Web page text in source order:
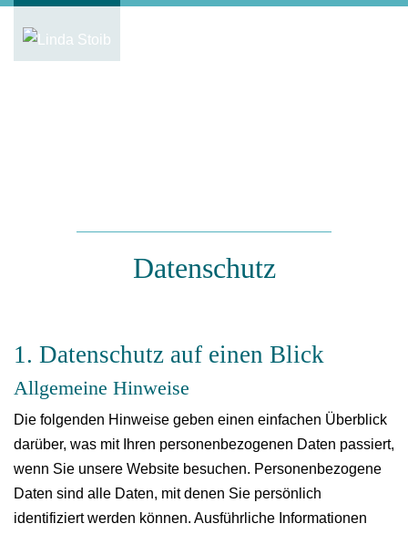
Datenschutz
1. Datenschutz auf einen Blick
Allgemeine Hinweise
Die folgenden Hinweise geben einen einfachen Überblick
darüber, was mit Ihren personenbezogenen Daten passiert,
wenn Sie unsere Website besuchen. Personenbezogene
Daten sind alle Daten, mit denen Sie persönlich
identifiziert werden können. Ausführliche Informationen